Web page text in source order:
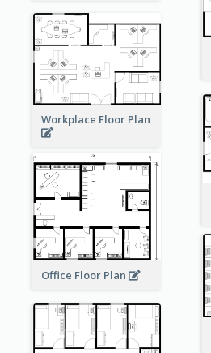
Workplace Floor Plan
Office Floor Plan